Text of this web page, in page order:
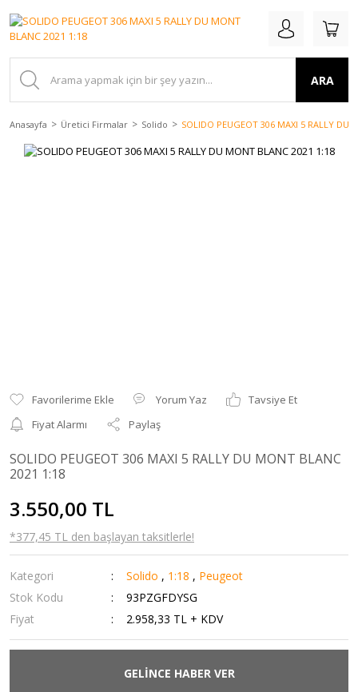
ARA
Anasayfa Üretici Firmalar Solido SOLIDO PEUGEOT 306 MAXI 5 RALLY DU
Yorum Yaz
Tavsiye Et
Fiyat Alarmı
Paylaş
SOLIDO PEUGEOT 306 MAXI 5 RALLY DU MONT BLANC
2021 1:18
3.550,00 TL
*377,45 TL den başlayan taksitlerle!
Kategori Solido , 1:18 , Peugeot
Stok Kodu
93PZGFDYSG
Fiyat
2.958,33 TL + KDV
GELİNCE HABER VER